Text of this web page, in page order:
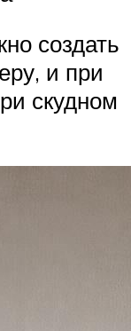
создать
и при
скудном